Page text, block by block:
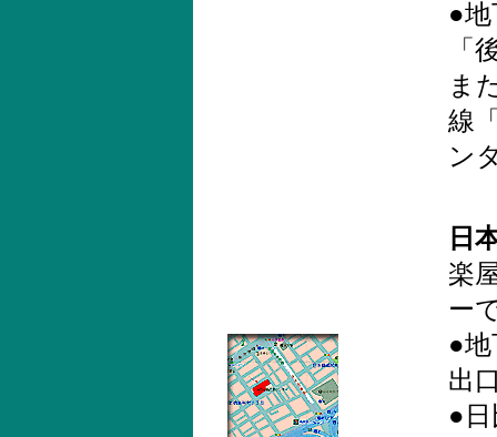
●
「
ま
線
ン
日
楽
ー
●
出
●